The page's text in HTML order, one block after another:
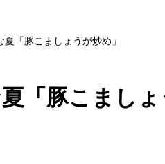
「豚こましょうが炒め」
「豚こまし